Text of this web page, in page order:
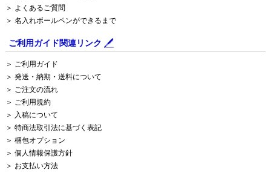
＞ よくあるご質問
＞ 名入れボールペンができるまで
ご利用ガイド関連リンク
＞ ご利用ガイド
＞ 発送・納期・送料について
＞ ご注文の流れ
＞ ご利用規約
＞ 入稿について
＞ 特商法取引法に基づく表記
＞ 梱包オプション
＞ 個人情報保護方針
＞ お支払い方法